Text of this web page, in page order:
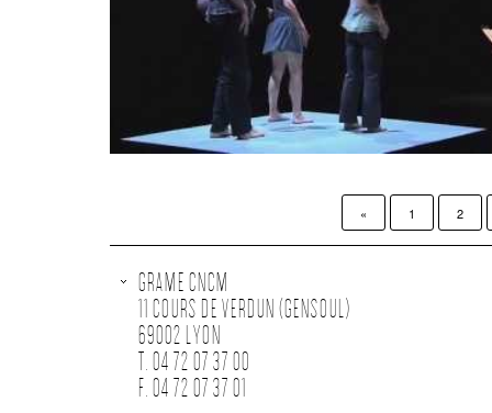
« 1 2
GRAME CNCM
11 COURS DE VERDUN (GENSOUL)
69002 LYON
T. 04 72 07 37 00
F. 04 72 07 37 01